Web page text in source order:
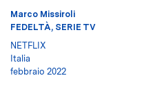
Marco Missiroli
FEDELTÀ, SERIE TV
NETFLIX
Italia
febbraio 2022